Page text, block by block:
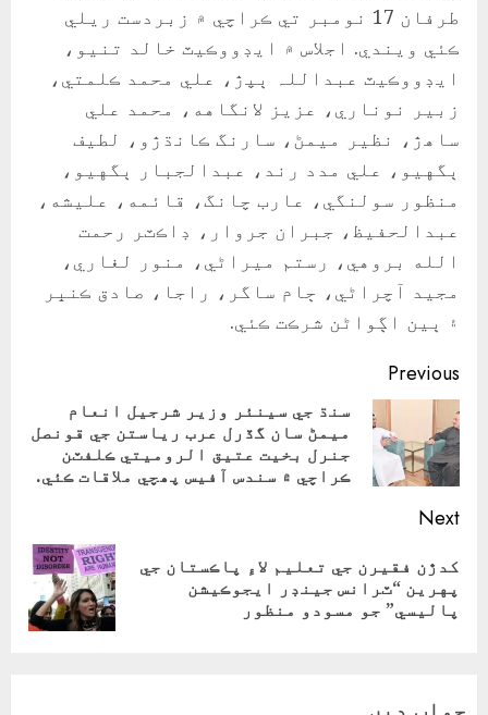
طرفان 17 نومبر تي ڪراچي ۾ زبردست ريلي
ڪئي ويندي. اجلاس ۾ ايڊووڪيٽ خالد تنيو،
ايڊووڪيٽ عبداللہ ٻپڙ، علي محمد ڪلمتي،
زبير نوناري، عزيز لانگاهه، محمد علي
ساهڙ، نظير ميمڻ، سارنگ ڪانڌڙو، لطيف
ٻگهيو، علي مدد رند، عبدالجبار ٻگهيو،
منظور سولنگي، عارب چانگ، قائمه، عليشه،
عبدالحفيظ، جبران جروار، ڊاڪٽر رحمت
الله بروهي، رستم ميراڻي، منور لغاري،
مجيد آچراڻي، ڄام ساگر، راجا، صادق ڪنڀر
۽ ٻين اڳواڻن شرڪت ڪئي.
Continue
Reading
Previous
سنڌ جي سينئر وزير شرجيل انعام
ميمڻ سان گڏرل عرب رياستن جي قونصل
جنرل بخيت عتيق الروميتي ڪلفٽن
ڪراچي ۾ سندس آفيس پھچي ملاقات ڪئي.
Next
Next
post:
کدڙن فقيرن جي تعليم لاءِ پاڪستان جي
پهرين “ٽرانس جينڊر ايجوڪيشن
پاليسي” جو مسودو منظور